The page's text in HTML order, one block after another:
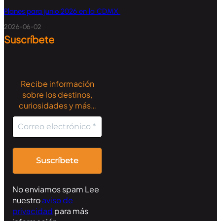
Planes para junio 2026 en la CDMX
2026-06-02
Suscríbete
Recibe información
sobre los destinos,
curiosidades y más…
No enviamos spam Lee
nuestroaviso de
privacidad para más